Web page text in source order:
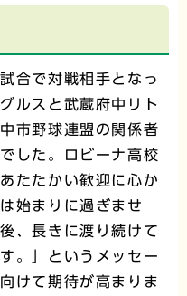
合で対戦相手となっ
ルスと武蔵府中リト
市野球連盟の関係者
した。ロビーナ高校
たたかい歓迎に心か
始まりに過ぎませ
、長きに渡り続けて
。」というメッセー
けて期待が高まりま